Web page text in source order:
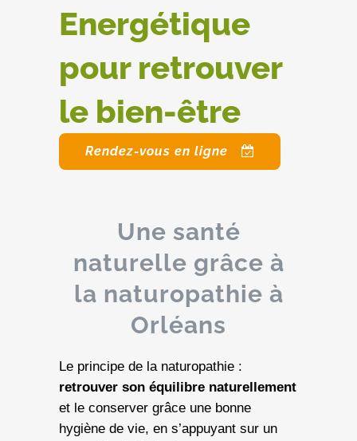
Energétique
pour retrouver
le bien-être
Rendez-vous en ligne
Une santé
naturelle grâce à
la naturopathie à
Orléans
Le principe de la naturopathie :
retrouver son équilibre naturellement
et le conserver grâce une bonne
hygiène de vie, en s’appuyant sur un